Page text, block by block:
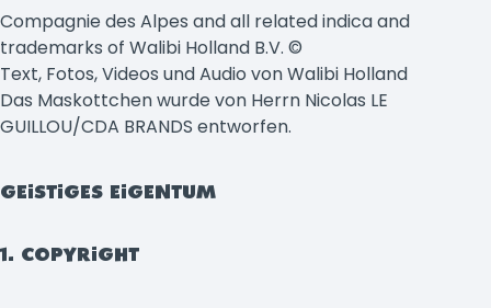
Compagnie des Alpes and all related indica and
trademarks of Walibi Holland B.V. ©
Text, Fotos, Videos und Audio von Walibi Holland
Das Maskottchen wurde von Herrn Nicolas LE
GUILLOU/CDA BRANDS entworfen.
GEISTIGES EIGENTUM
1. COPYRIGHT